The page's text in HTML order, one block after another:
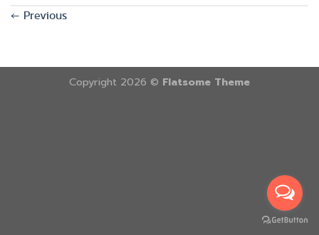
← Previous
Copyright 2026 © Flatsome Theme